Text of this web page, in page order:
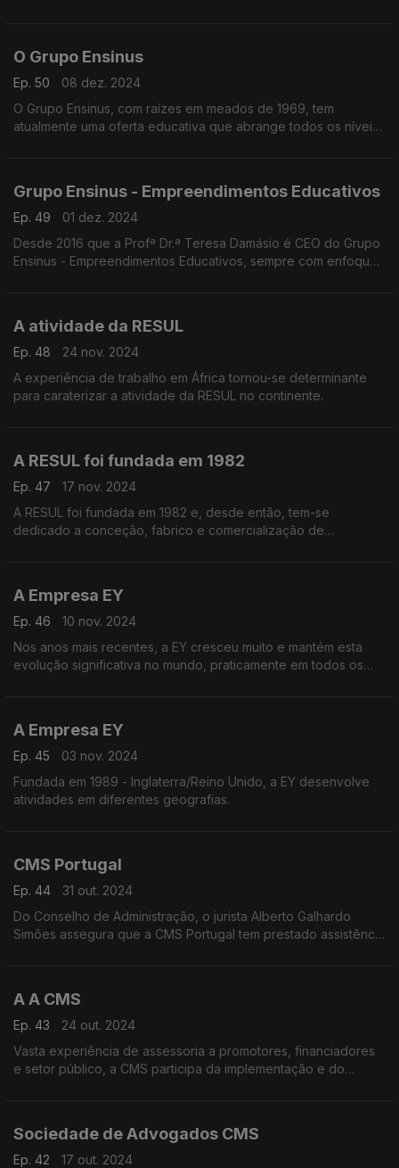
O Grupo Ensinus
Ep. 50
08 dez. 2024
O Grupo Ensinus, com raízes em meados de 1969, tem
atualmente uma oferta educativa que abrange todos os níveis
Grupo Ensinus - Empreendimentos Educativos
Ep. 49
01 dez. 2024
Desde 2016 que a Profª Dr.ª Teresa Damásio é CEO do Grupo
Ensinus - Empreendimentos Educativos, sempre com enfoque
A atividade da RESUL
Ep. 48
24 nov. 2024
A experiência de trabalho em África tornou-se determinante
para caraterizar a atividade da RESUL no continente.
A RESUL foi fundada em 1982
Ep. 47
17 nov. 2024
A RESUL foi fundada em 1982 e, desde então, tem-se
dedicado a conceção, fabrico e comercialização de
A Empresa EY
Ep. 46
10 nov. 2024
Nos anos mais recentes, a EY cresceu muito e mantém esta
evolução significativa no mundo, praticamente em todos os
A Empresa EY
Ep. 45
03 nov. 2024
Fundada em 1989 - Inglaterra/Reino Unido, a EY desenvolve
atividades em diferentes geografias.
CMS Portugal
Ep. 44
31 out. 2024
Do Conselho de Administração, o jurista Alberto Galhardo
Simões assegura que a CMS Portugal tem prestado assistência
A A CMS
Ep. 43
24 out. 2024
Vasta experiência de assessoria a promotores, financiadores
e setor público, a CMS participa da implementação e do
Sociedade de Advogados CMS
Ep. 42
17 out. 2024